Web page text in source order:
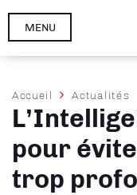
Aller
MENU
Fil
d'Ariane
Accueil Actualités
pour
trop